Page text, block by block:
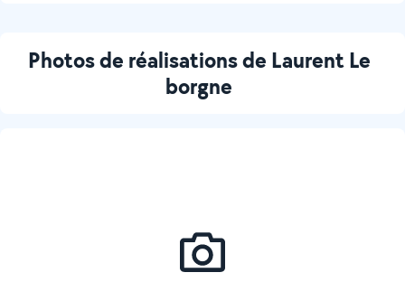
Photos de réalisations de Laurent Le
borgne